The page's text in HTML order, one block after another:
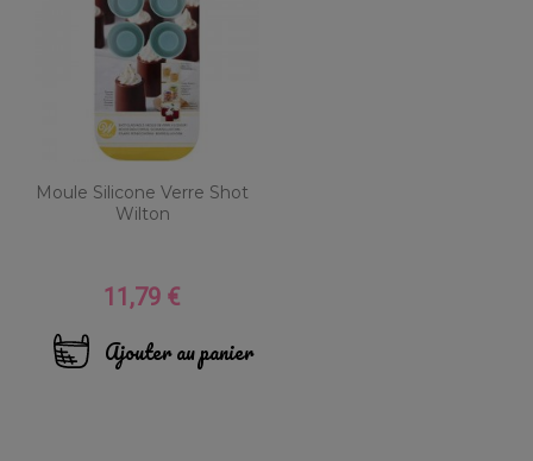
Moule Silicone Verre Shot
Wilton
Prix
11,79 €
Ajouter au panier